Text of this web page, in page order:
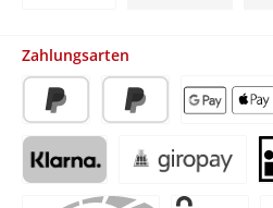
Zahlungsarten
PayPal Später BezahlenApple Pay /
Klarna (via Stripe)Giropay (via Stripe)